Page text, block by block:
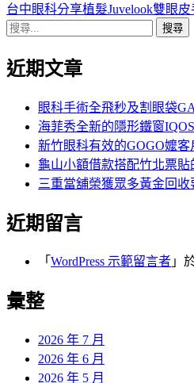
導
覽
文
一
章:
台中眼科分享植髮Juvelook雙眼
搜
關
近期文章
眼科手術全飛秒及割眼袋
海菲秀全新的隱形鐵窗
新竹眼科有效的GOGO嬤
龜山小額借款搭配竹北票
三重當舖榮獲眾多黃金回
近期留言
「 WordPress 示範留言者 」
彙整
2026 年 7 月
2026 年 6 月
2026 年 5 月